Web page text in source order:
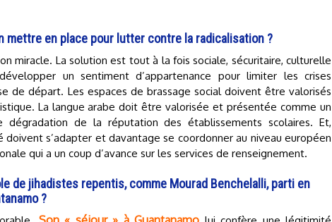
mettre en place pour lutter contre la radicalisation ?
miracle. La solution est tout à la fois sociale, sécuritaire, culturelle
un sentiment d’appartenance pour limiter les crises
de départ. Les espaces de brassage social doivent être valorisés
La langue arabe doit être valorisée et présentée comme un
de la réputation des établissements scolaires. Et,
s’adapter et davantage se coordonner au niveau européen
qui a un coup d’avance sur les services de renseignement.
de jihadistes repentis, comme Mourad Benchelalli, parti en
?